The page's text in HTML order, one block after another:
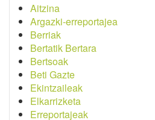
Aitzina
Argazki-erreportajea
Berriak
Bertatik Bertara
Bertsoak
Beti Gazte
Ekintzaileak
Elkarrizketa
Erreportajeak